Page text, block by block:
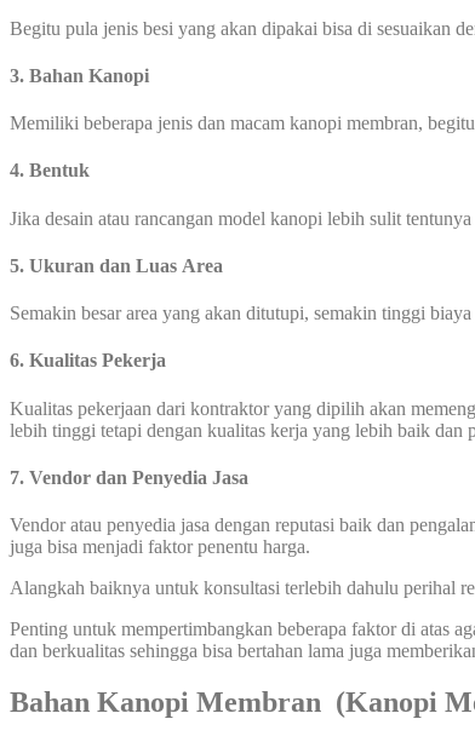
Begitu pula jenis besi yang akan dipakai bisa di sesuaikan
3. Bahan Kanopi
Memiliki beberapa jenis dan macam kanopi membran,
4. Bentuk
Jika desain atau rancangan model kanopi lebih sulit
5. Ukuran dan Luas Area
Semakin besar area yang akan ditutupi, semakin tinggi
6. Kualitas Pekerja
Kualitas pekerjaan dari kontraktor yang dipilih akan
lebih tinggi tetapi dengan kualitas kerja yang lebih baik dan
7. Vendor dan Penyedia Jasa
Vendor atau penyedia jasa dengan reputasi baik dan
juga bisa menjadi faktor penentu harga.
Alangkah baiknya untuk konsultasi terlebih dahulu perihal
Penting untuk mempertimbangkan beberapa faktor di atas
dan berkualitas sehingga bisa bertahan lama juga
Bahan Kanopi Membran (Kanopi